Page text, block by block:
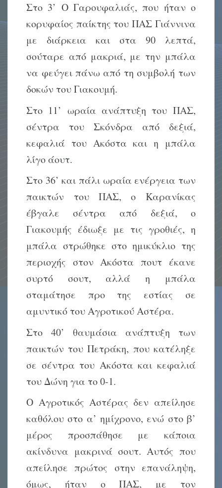
Στο 3’ Ο Γαρουφαλιάς, που ήταν ο
κορυφαίος παίκτης του ΠΑΣ Γιάννινα
με διάρκεια και στα 90 λεπτά,
σούταρε από μακριά, με την μπάλα
να φεύγει πάνω από τη συμβολή των
δοκών του Γιακουμή.
Στο 11’ ωραία ανάπτυξη του ΠΑΣ,
σέντρα του Σκόνδρα από δεξιά,
κεφαλιά του Ακόστα και η μπάλα
λίγο άουτ.
Στο 36’ και πάλι ωραία ενέργεια των
παικτών του ΠΑΣ, ο Καρανίκας
έβγαλε σέντρα από δεξιά, ο
Γιακουμής έδιωξε με τις γροθιές, η
μπάλα στρώθηκε στο ημικύκλιο της
περιοχής στον Ακόστα πουτ έκανε
συρτό σουτ, αλλά η μπάλα
σταμάτησε προ της εστίας σε
αμυντικό του Αγροτικού Αστέρα.
Στο 40’ θαυμάσια ανάπτυξη των
παικτών του Πετράκη, που κατέληξε
σε σέντρα του Ακόστα και κεφαλιά
του Δώνη για το 0-1.
Ο Αγροτικός Αστέρας δεν απείλησε
καθόλου στο α’ ημίχρονο, ενώ στο β’
μέρος προσπάθησε με κάποια
ακίνδυνα μακρινά σουτ. Αυτός που
απείλησε πρώτος στην επανάληψη,
όμως, ήταν ο ΠΑΣ, με τον